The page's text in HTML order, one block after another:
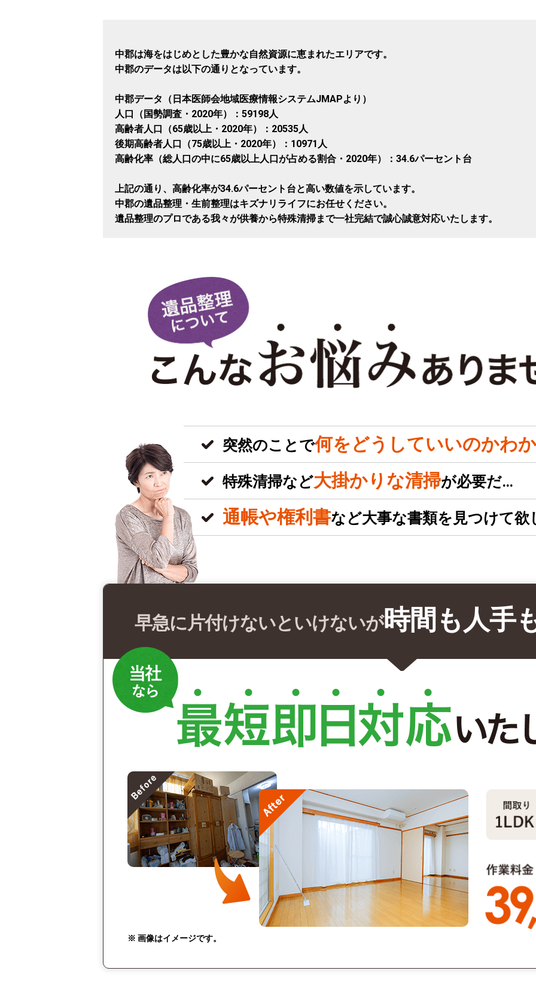
中郡は海をはじめとした豊かな自然資源に恵まれたエリアです。
中郡のデータは以下の通りとなっています。
中郡データ（日本医師会地域医療情報システムJMAPより）
人口（国勢調査・2020年）：59198人
高齢者人口（65歳以上・2020年）：20535人
後期高齢者人口（75歳以上・2020年）：10971人
高齢化率（総人口の中に65歳以上人口が占める割合・2020年）：34.6パーセント台
上記の通り、高齢化率が34.6パーセント台と高い数値を示しています。
中郡の遺品整理・生前整理はキズナリライフにお任せください。
遺品整理のプロである我々が供養から特殊清掃まで一社完結で誠心誠意対応いたします。
突然のことで何をどうしていいのかわ
特殊清掃など大掛かりな清掃が必要だ…
通帳や権利書など大事な書類を見つけて
早急に片付けないといけないが時間も人手
※ 画像はイメージです。